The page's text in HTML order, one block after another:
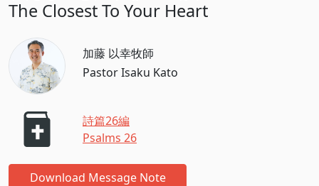
The Closest To Your Heart
加藤 以幸牧師
Pastor Isaku Kato
詩篇26編
Psalms 26
Download Message Note